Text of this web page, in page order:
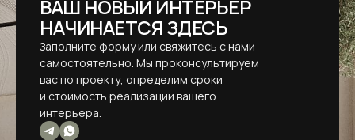
ВАШ НОВЫЙ ИНТЕРЬЕР
НАЧИНАЕТСЯ ЗДЕСЬ
Заполните форму или свяжитесь с нами
самостоятельно. Мы проконсультируем
вас по проекту, определим сроки
и стоимость реализации вашего
интерьера.